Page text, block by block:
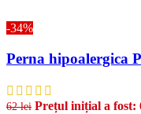
-34%
Perna hipoalergica
62lei Prețul inițial a fost: